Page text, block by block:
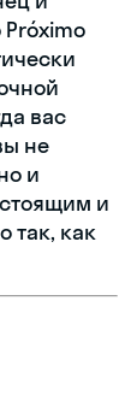
вас
не
и
и
так, как